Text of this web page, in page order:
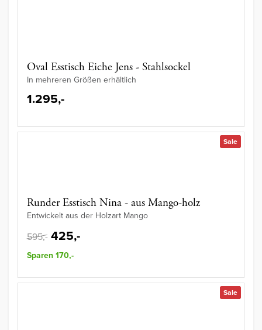
Oval Esstisch Eiche Jens - Stahlsockel
In mehreren Größen erhältlich
1.295,-
Sale
Runder Esstisch Nina - aus Mango-holz
Entwickelt aus der Holzart Mango
595,- 425,-
Sparen 170,-
Sale